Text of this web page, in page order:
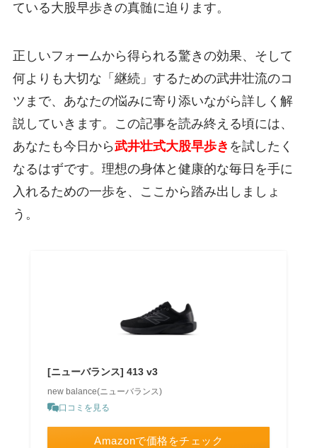
ている大股早歩きの真髄に迫ります。
正しいフォームから得られる驚きの効果、そして
何よりも大切な「継続」するための武井壮流のコ
ツまで、あなたの悩みに寄り添いながら詳しく解
説していきます。この記事を読み終える頃には、
あなたも今日から武井壮式大股早歩き を試したく
なるはずです。理想の身体と健康的な毎日を手に
入れるための一歩を、ここから踏み出しましょ
う。
[ニューバランス] 413 v3
new balance(ニューバランス)
口コミを見る
Amazonで価格をチェック